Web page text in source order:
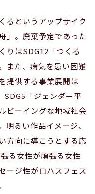
るというアップサイク
」。廃棄予定であった
りはSDG12「つくる
また、病気を患い困難
提供する事業展開は
SDG5「ジェンダー平
ビーイングな地域社会
明るい作品イメージ、
方向に導こうとする応
る女性が頑張る女性
ージ性がロハスフェス